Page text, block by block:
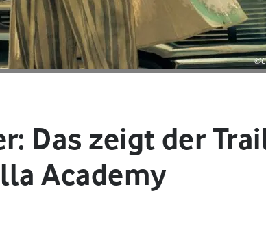
Das zeigt der
Academy